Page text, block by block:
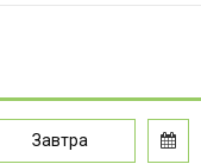
Завтра